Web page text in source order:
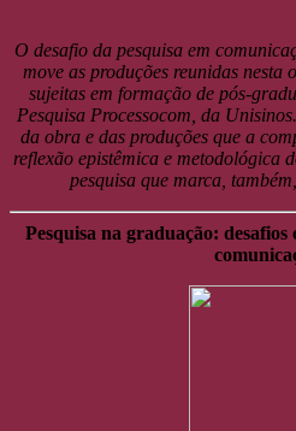
O desafio da pesquisa em
move as produções reunidas nesta
sujeitas em formação de pós-
Pesquisa Processocom, da
da obra e das produções que a
reflexão epistêmica e metodológica
pesquisa que marca,
Pesquisa na graduação: